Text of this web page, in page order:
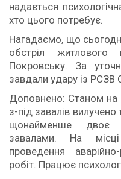
надається
хто цього потребує.
Нагадаємо, що
обстріл житлового
Покровську. За
завдали удару із РСЗВ
Доповнено: Станом на
з-під завалів
щонайменше двоє
завалами. На
проведення
робіт. Працює